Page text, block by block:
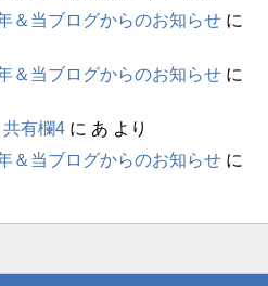
＆当ブログからのお知らせに
＆当ブログからのお知らせに
有欄4に あ より
＆当ブログからのお知らせに